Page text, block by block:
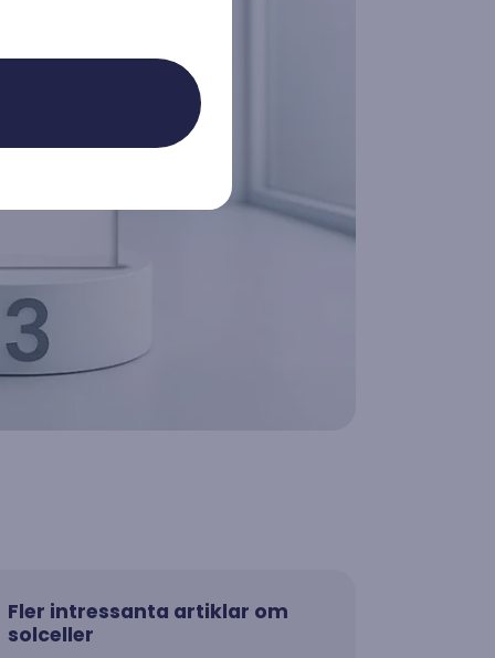
om
Fler intressanta artiklar om
solceller